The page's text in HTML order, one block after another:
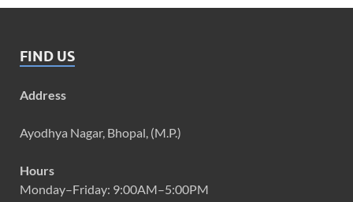
FIND US
Address
Ayodhya Nagar, Bhopal, (M.P.)
Hours
Monday–Friday: 9:00AM–5:00PM